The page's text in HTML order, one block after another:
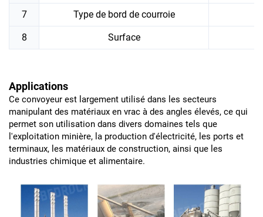
7 Type de bord de courroie
8 Surface
Applications
Ce convoyeur est largement utilisé dans les secteurs
manipulant des matériaux en vrac à des angles élevés, ce qui
permet son utilisation dans divers domaines tels que
l'exploitation minière, la production d'électricité, les ports et
terminaux, les matériaux de construction, ainsi que les
industries chimique et alimentaire.